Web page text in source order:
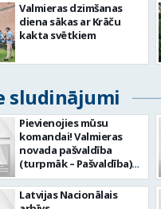
Valmieras dzimšanas
diena sākas ar Krāču
kakta svētkiem
sludinājumi
Pievienojies mūsu
komandai! Valmieras
novada pašvaldība
(turpmāk – Pašvaldība)
aicina darbā
Informācijas tehnoloģiju
centra (ITC) informācijas
Latvijas Nacionālais